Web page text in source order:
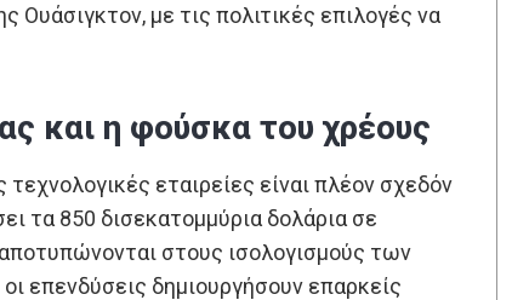
Ουάσιγκτον, με τις πολιτικές επιλογές να
και η φούσκα του χρέους
εταιρείες είναι πλέον σχεδόν
τα 850 δισεκατομμύρια δολάρια σε
στους ισολογισμούς των
επενδύσεις δημιουργήσουν επαρκείς